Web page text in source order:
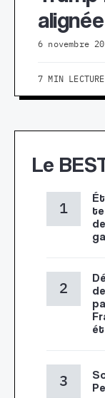
alignée
6 novembre
7 MIN LECTURE
Le